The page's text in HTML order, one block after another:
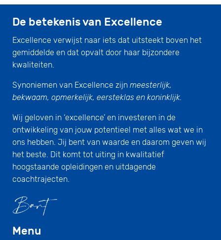
De betekenis van Excellence
Excellence verwijst naar iets dat uitsteekt boven het
gemiddelde en dat opvalt door haar bijzondere
kwaliteiten.
Synoniemen van Excellence zijn meesterlijk,
bekwaam, opmerkelijk, eersteklas en koninklijk.
Wij geloven in ‘excellence’ en investeren in de
ontwikkeling van jouw potentieel met alles wat we in
ons hebben. Jij bent van waarde en daarom geven wij
het beste. Dit komt tot uiting in kwalitatief
hoogstaande opleidingen en uitdagende
coachtrajecten.
Menu